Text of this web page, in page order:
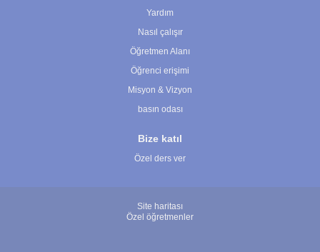
Yardım
Nasıl çalışır
Öğretmen Alanı
Öğrenci erişimi
Misyon & Vizyon
basın odası
Bize katıl
Özel ders ver
Site haritası
Özel öğretmenler